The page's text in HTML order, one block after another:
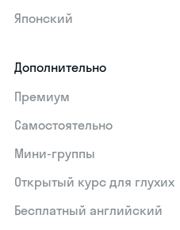
Японский
Дополнительно
Премиум
Самостоятельно
Мини-группы
Открытый курс для глухих
Бесплатный английский